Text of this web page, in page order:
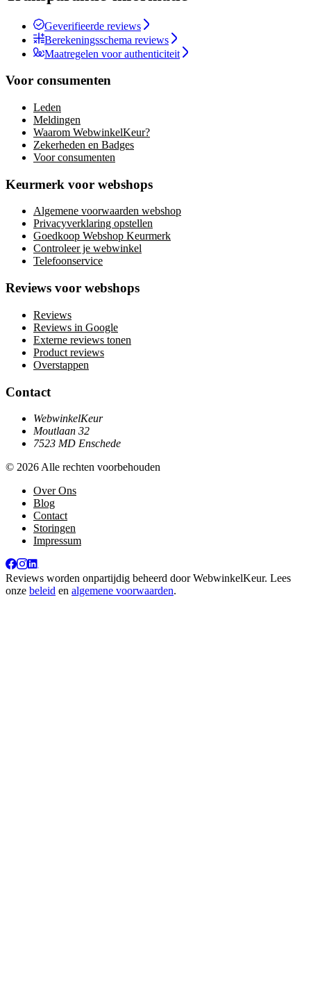
Geverifieerde reviews
Berekeningsschema reviews
Maatregelen voor authenticiteit
Voor consumenten
Leden
Meldingen
Waarom WebwinkelKeur?
Zekerheden en Badges
Voor consumenten
Keurmerk voor webshops
Algemene voorwaarden webshop
Privacyverklaring opstellen
Goedkoop Webshop Keurmerk
Controleer je webwinkel
Telefoonservice
Reviews voor webshops
Reviews
Reviews in Google
Externe reviews tonen
Product reviews
Overstappen
Contact
WebwinkelKeur
Moutlaan 32
7523 MD Enschede
© 2026 Alle rechten voorbehouden
Over Ons
Blog
Contact
Storingen
Impressum
Reviews worden onpartijdig beheerd doorWebwinkelKeur. Lees
onze beleid en algemene voorwaarden.